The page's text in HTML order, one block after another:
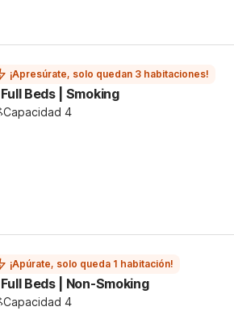
¡Apresúrate, solo quedan 3 habitaciones!
Beds | Smoking
Capacidad 4
¡Apúrate, solo queda 1 habitación!
Beds | Non-Smoking
Capacidad 4